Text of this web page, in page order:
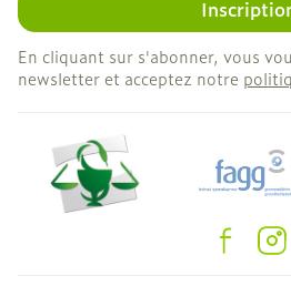
En cliquant sur s'abonner, vous
newsletter et acceptez notre